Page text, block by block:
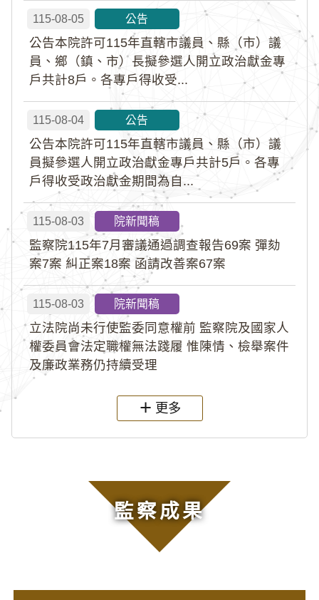
115-08-05 公告
公告本院許可115年直轄市議員、縣（市）議
員、鄉（鎮、市）長擬參選人開立政治獻金專
戶共計8戶。各專戶得收受...
115-08-04 公告
公告本院許可115年直轄市議員、縣（市）議
員擬參選人開立政治獻金專戶共計5戶。各專
戶得收受政治獻金期間為自...
115-08-03 院新聞稿
監察院115年7月審議通過調查報告69案 彈劾
案7案 糾正案18案 函請改善案67案
115-08-03 院新聞稿
立法院尚未行使監委同意權前 監察院及國家人
權委員會法定職權無法踐履 惟陳情、檢舉案件
及廉政業務仍持續受理
更多
監察成果